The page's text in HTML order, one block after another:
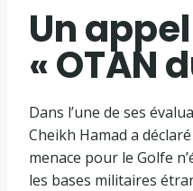
Un
« OTAN
Dans l’une de ses
Cheikh Hamad a
menace pour le Golfe
les bases militaires